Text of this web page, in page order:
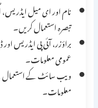
نام اور ای میل ایڈریس،
تبصرہ استعمال کریں۔
براؤزر، آئی پی ایڈریس
عمومی معلومات۔
ویب سائٹ کے استعمال
معلومات۔